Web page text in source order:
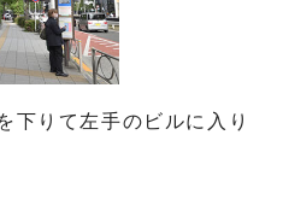
下りて左手のビルに入り